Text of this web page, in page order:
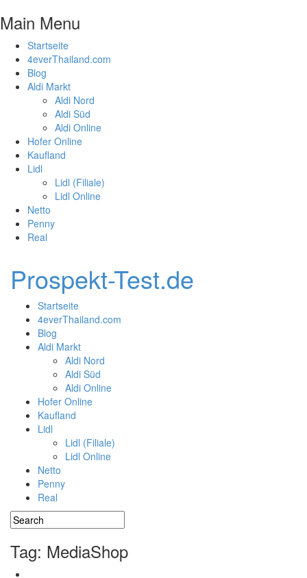
Main Menu
Startseite
4everThailand.com
Blog
Aldi Markt
Aldi Nord
Aldi Süd
Aldi Online
Hofer Online
Kaufland
Lidl
Lidl (Filiale)
Lidl Online
Netto
Penny
Real
Prospekt-Test.de
Startseite
4everThailand.com
Blog
Aldi Markt
Aldi Nord
Aldi Süd
Aldi Online
Hofer Online
Kaufland
Lidl
Lidl (Filiale)
Lidl Online
Netto
Penny
Real
Tag: MediaShop